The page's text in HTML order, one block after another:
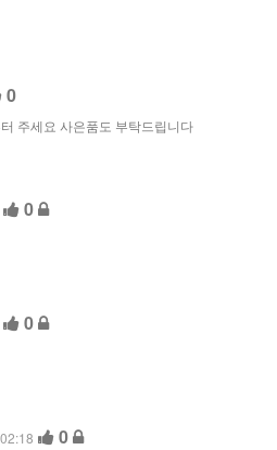
0
주세요 사은품도 부탁드립니다
0
0
0